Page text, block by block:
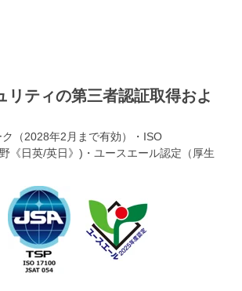
リティの第三者認証取得およ
（2028年2月まで有効）・ISO
《日英/英日》)・ユースエール認定（厚生